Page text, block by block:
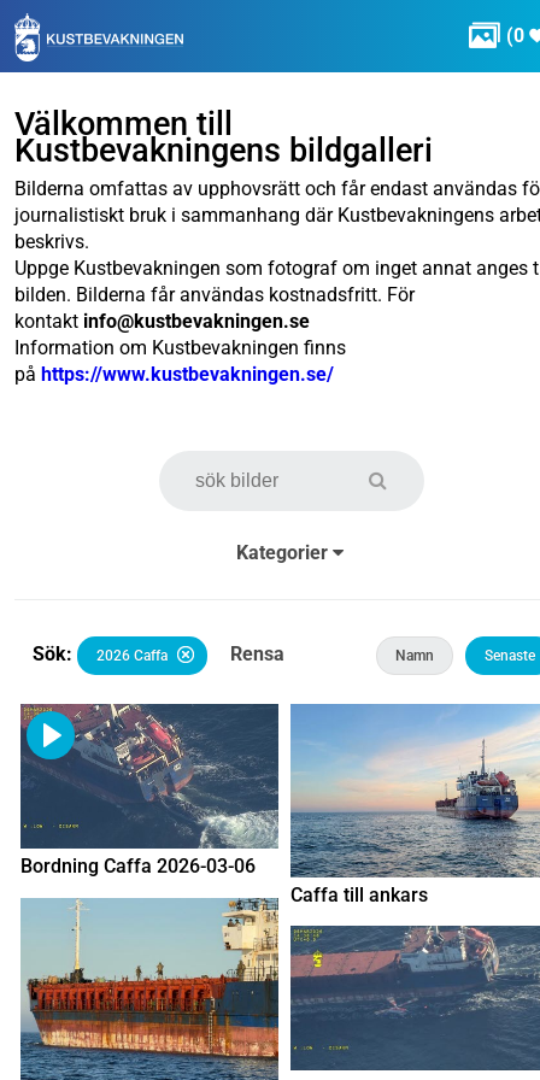
 (0
Välkommen till
Kustbevakningens bildgalleri
Bilderna omfattas av upphovsrätt och får endast användas
journalistiskt bruk i sammanhang där Kustbevakningens
beskrivs.
Uppge Kustbevakningen som fotograf om inget annat anges
bilden. Bilderna får användas kostnadsfritt. För
kontakt info@kustbevakningen.se
Information om Kustbevakningen finns
på https://www.kustbevakningen.se/
Kategorier
Sök: 2026 Caffa Rensa Namn Senaste
Bordning Caffa 2026-03-06
Caffa till ankars